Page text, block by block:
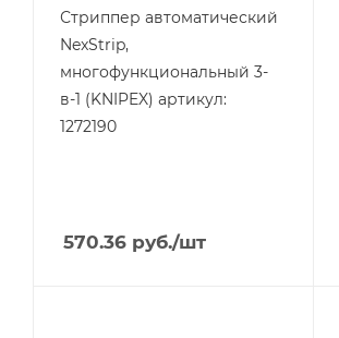
Стриппер автоматический
NexStrip,
многофункциональный 3-
в-1 (KNIPEX) артикул:
1272190
570.36 руб./шт